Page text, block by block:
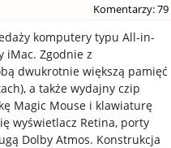
Komentarzy: 79
komputery typu All-in-
iMac. Zgodnie z
dwukrotnie większą pamięć
a także wydajny czip
Magic Mouse i klawiaturę
wyświetlacz Retina, porty
Dolby Atmos. Konstrukcja